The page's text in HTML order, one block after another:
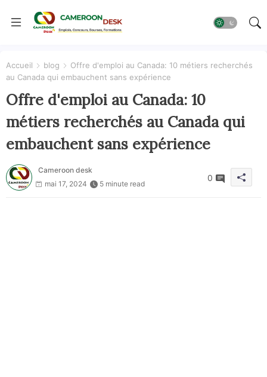
Accueil blog
Offre d'emploi au Canada: 10 métiers recherchés
au Canada qui embauchent sans expérience
Offre d'emploi au Canada: 10
métiers recherchés au Canada qui
embauchent sans expérience
Cameroon desk
mai 17, 2024
5 minute read
0